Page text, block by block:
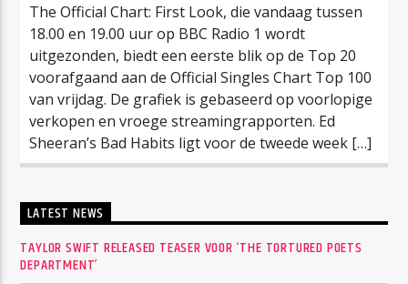
The Official Chart: First Look, die vandaag tussen
18.00 en 19.00 uur op BBC Radio 1 wordt
uitgezonden, biedt een eerste blik op de Top 20
voorafgaand aan de Official Singles Chart Top 100
van vrijdag. De grafiek is gebaseerd op voorlopige
verkopen en vroege streamingrapporten. Ed
Sheeran’s Bad Habits ligt voor de tweede week […]
LATEST NEWS
TAYLOR SWIFT RELEASED TEASER VOOR ‘THE TORTURED POETS
DEPARTMENT’